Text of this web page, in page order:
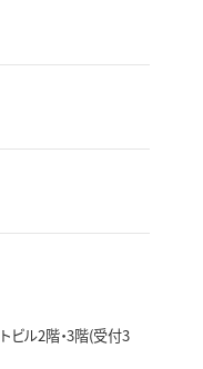
ビル2階・3階(受付3